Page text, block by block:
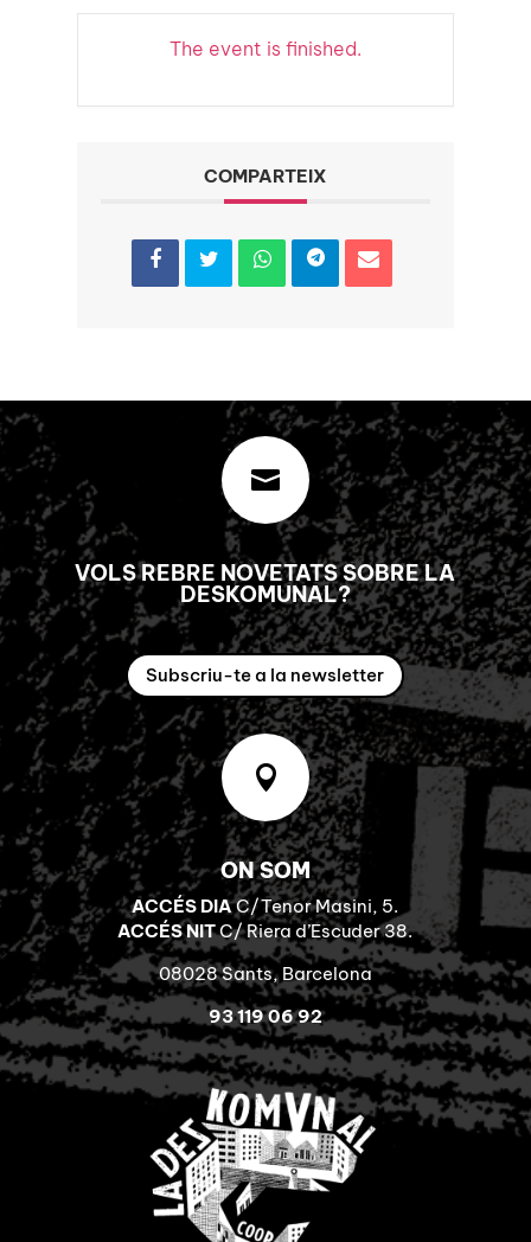
The event is finished.
COMPARTEIX

VOLS REBRE NOVETATS SOBRE LA
DESKOMUNAL?
Subscriu-te a la newsletter

ON SOM
ACCÉS DIAC/Tenor Masini, 5.
ACCÉS NITC/ Riera d’Escuder 38.
08028 Sants, Barcelona
93 119 06 92